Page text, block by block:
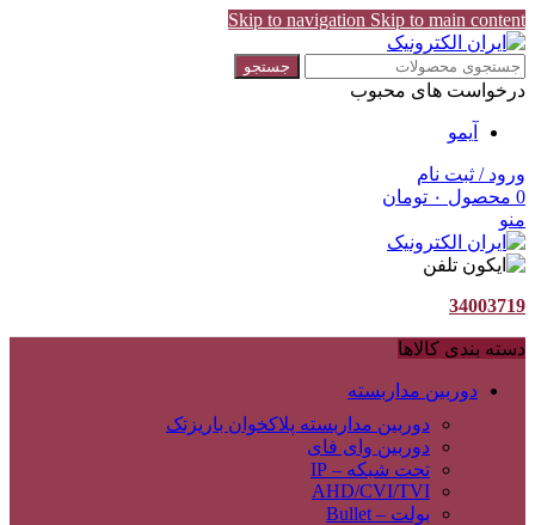
Skip to navigation Skip to main content
جستجو
درخواست های محبوب
آیمو
ورود / ثبت نام
0 محصول ۰ تومان
منو
34003719
دسته بندی کالاها
دوربین مداربسته
دوربین مداربسته پلاکخوان باریزتک
دوربین وای فای
تحت شبکه – IP
AHD/CVI/TVI
بولت – Bullet